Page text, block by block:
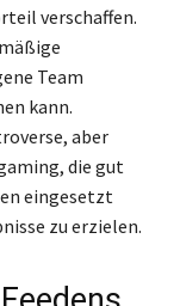
verschaffen.
Team
kann.
aber
die gut
eingesetzt
zu erzielen.